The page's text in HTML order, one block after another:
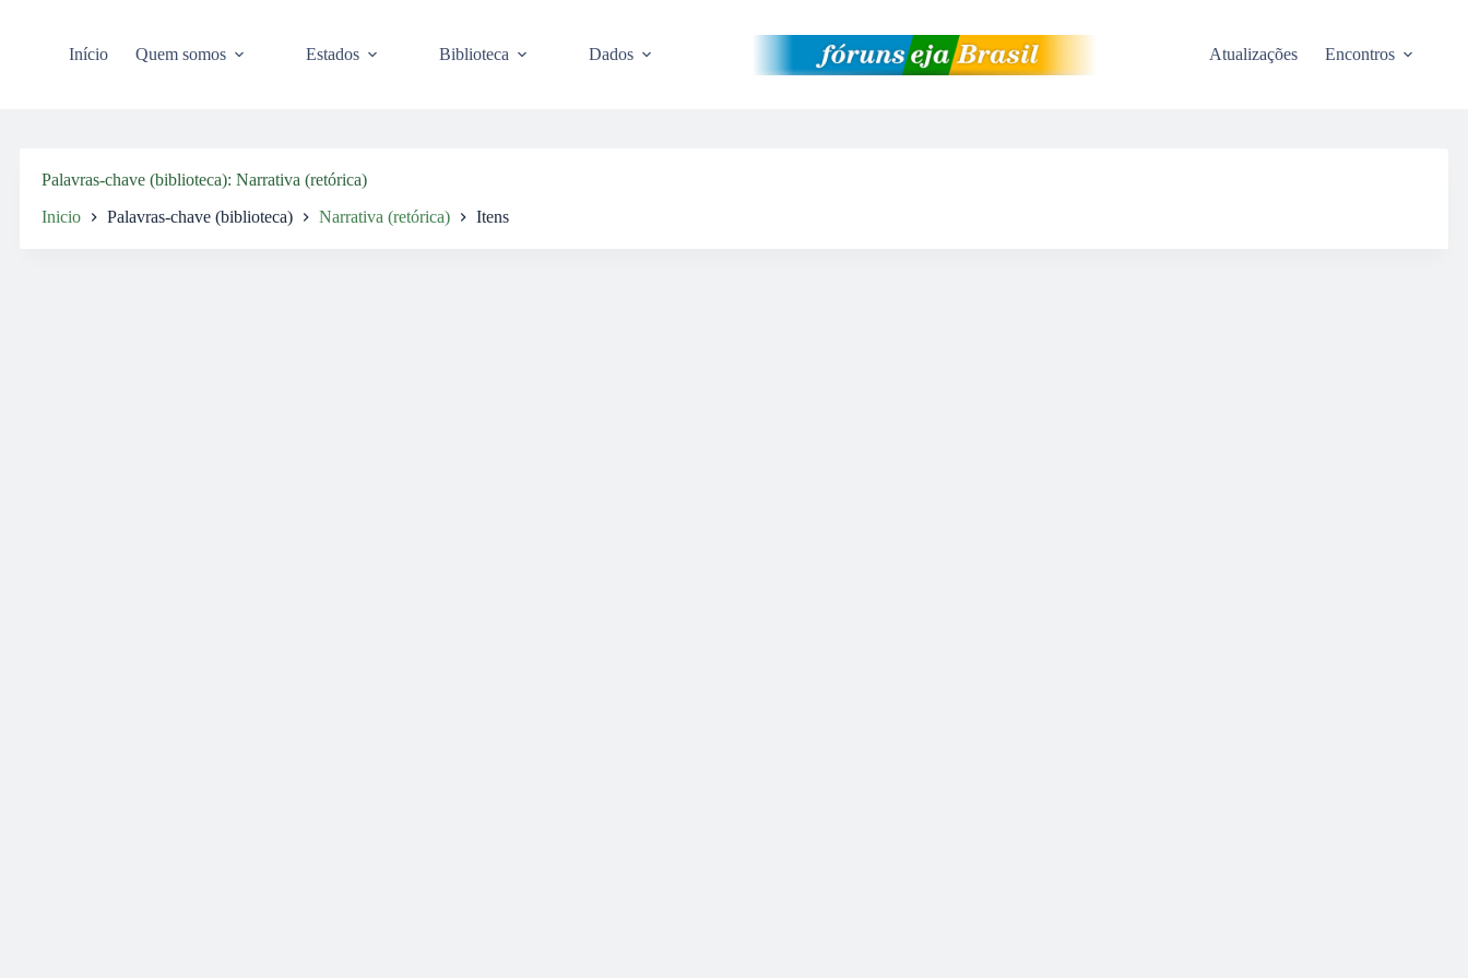
Início Quem somos Estados Biblioteca Dados Atualizações Encontros
Palavras-chave (biblioteca) Narrativa (retórica)
Inicio Palavras-chave (biblioteca) Narrativa (retórica) Itens